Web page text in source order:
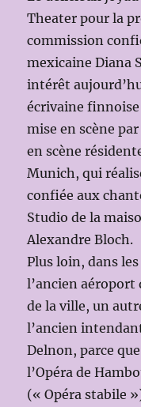
Theater pour la
commission
mexicaine Diana
intérêt
écrivaine
mise en scène
en scène
Munich, qui
confiée aux
Studio de la
Alexandre Bloch.
Plus loin, dans
l’ancien
de la ville, un
l’ancien
Delnon, parce
l’Opéra de
(« Opéra stabile